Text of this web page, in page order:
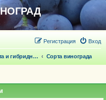
Вход
Регистрация
Сорта и гибридные формы винограда Сорта винограда